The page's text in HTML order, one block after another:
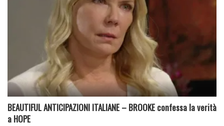
BEAUTIFUL ANTICIPAZIONI ITALIANE – BROOKE confessa la verità
a HOPE